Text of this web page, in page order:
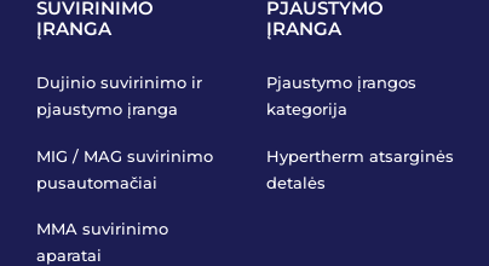
SUVIRINIMO
ĮRANGA
Dujinio suvirinimo ir
pjaustymo įranga
MIG / MAG suvirinimo
pusautomačiai
MMA suvirinimo
aparatai
PJAUSTYMO
ĮRANGA
Pjaustymo įrangos
kategorija
Hypertherm atsarginės
detalės